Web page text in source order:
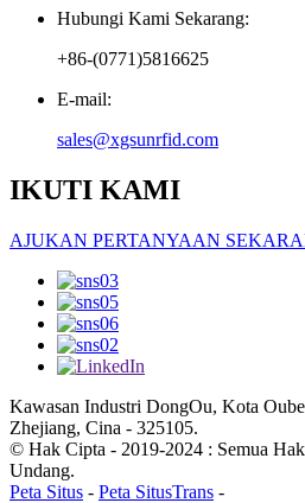
Hubungi Kami Sekarang:
+86-(0771)5816625
E-mail:
sales@xgsunrfid.com
IKUTI KAMI
AJUKAN PERTANYAAN
Kawasan Industri DongOu, Kota
Zhejiang, Cina - 325105.
© Hak Cipta - 2019-2024 : Semua
Undang.
Peta Situs - Peta SitusTrans -